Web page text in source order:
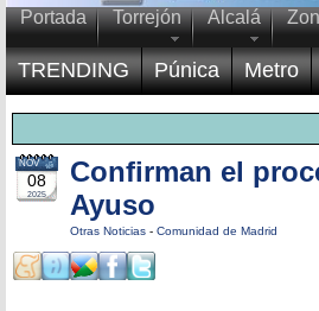
Portada Torrejón Alcalá
TRENDING Púnica Metro
08
NOV
2025
Confirman el
Ayuso
Otras Noticias - Comunidad de Madrid